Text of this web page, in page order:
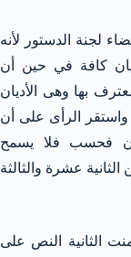
لجنة الدستور لأنه
كافة في حين أن
بها وهى الأديان
– واستقر الرأى على أن
فحسب فلا يسمح
عشرة والثالثة
الثانية النص على